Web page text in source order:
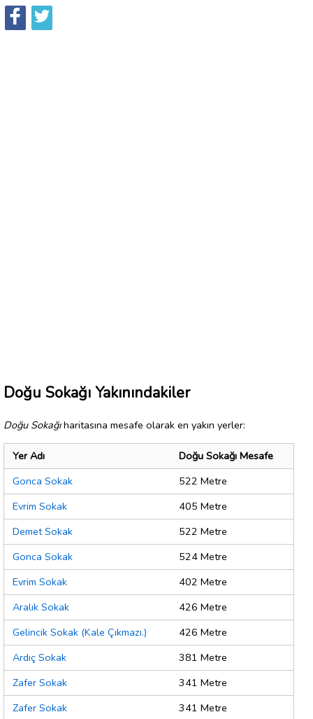
Doğu Sokağı Yakınındakiler
Doğu Sokağıharitasına mesafe olarak en yakın yerler:
Yer Adı
Doğu Sokağı Mesafe
Gonca Sokak
522 Metre
Evrim Sokak
405 Metre
Demet Sokak
522 Metre
Gonca Sokak
524 Metre
Evrim Sokak
402 Metre
Aralık Sokak
426 Metre
Gelincik Sokak (Kale Çıkmazı.)
426 Metre
Ardıç Sokak
381 Metre
Zafer Sokak
341 Metre
Zafer Sokak
341 Metre